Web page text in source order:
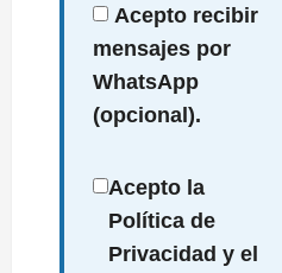
Acepto recibir
mensajes por
WhatsApp
(opcional).
Acepto la
Política de
Privacidad y el